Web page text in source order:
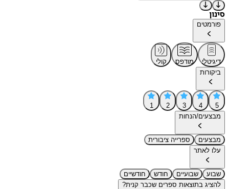
סינון
פורמטים
דיגיטלי מודפס
קולי
ביקורות
5
4
3
2
1
מבצעים/הנחות
מבצעים
ספרייה ציבורית
עלו לאתר
שבוע שבועיים חודש
חודשיים
להציג בתוצאות ספרים שכבר קנית?